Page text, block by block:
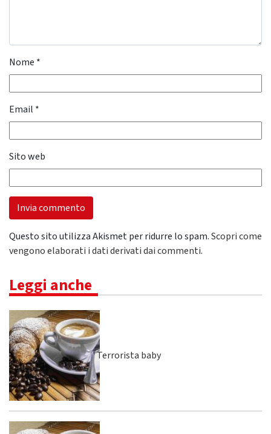
Nome *
Email *
Sito web
Questo sito utilizza Akismet per ridurre lo spam.Scopri come
vengono elaborati i dati derivati dai commenti.
Leggi anche
Terrorista baby